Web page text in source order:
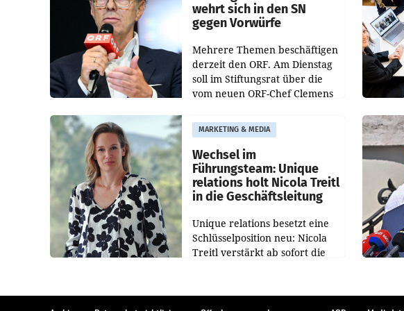
wehrt sich in den SN
gegen Vorwürfe
Mehrere Themen beschäftigen
derzeit den ORF. Am Dienstag
soll im Stiftungsrat über die
vom neuen ORF-Chef Clemens
Besetzungen für die
Direktionen abgestimmt
werden.
MARKETING & MEDIA
Wechsel im
Führungsteam: Unique
relations holt Nicola Treitl
in die Geschäftsleitung
Unique relations besetzt eine
Schlüsselposition neu: Nicola
Treitl verstärkt ab sofort die
Josef Kalina und Anna Kalina-